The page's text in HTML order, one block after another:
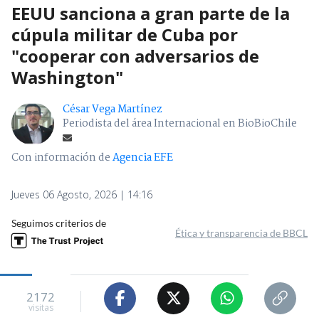
EEUU sanciona a gran parte de la
cúpula militar de Cuba por
"cooperar con adversarios de
Washington"
César Vega Martínez
Periodista del área Internacional en BioBioChile
Con información deAgencia EFE
Jueves 06 Agosto, 2026 | 14:16
Seguimos criterios de
Ética y transparencia de BBCL
2172
visitas